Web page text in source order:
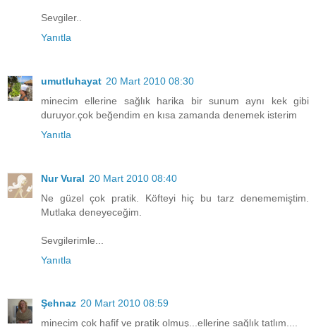
Sevgiler..
Yanıtla
umutluhayat 20 Mart 2010 08:30
minecim ellerine sağlık harika bir sunum aynı kek gibi
duruyor.çok beğendim en kısa zamanda denemek isterim
Yanıtla
Nur Vural 20 Mart 2010 08:40
Ne güzel çok pratik. Köfteyi hiç bu tarz denememiştim.
Mutlaka deneyeceğim.
Sevgilerimle...
Yanıtla
Şehnaz 20 Mart 2010 08:59
minecim çok hafif ve pratik olmuş...ellerine sağlık tatlım....